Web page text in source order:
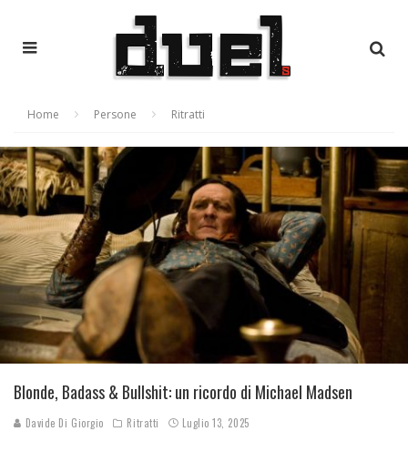
Home Persone Ritratti
Blonde, Badass & Bullshit: un ricordo di Michael Madsen
Davide Di Giorgio Ritratti Luglio 13, 2025